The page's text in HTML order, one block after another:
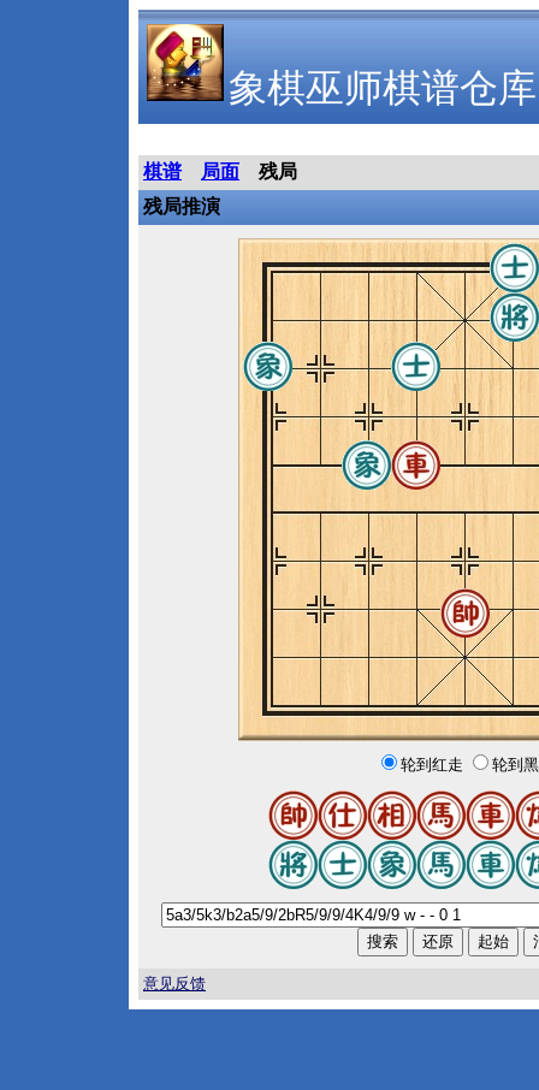
象棋巫师棋谱仓库
棋谱 局面
残局
残局推演
轮到红走 轮到
意见反馈